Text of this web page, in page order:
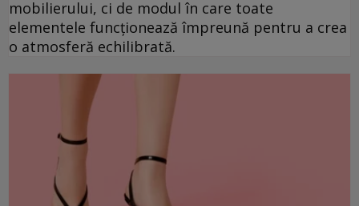
mobilierului, ci de modul în care toate
elementele funcționează împreună pentru a crea
o atmosferă echilibrată.